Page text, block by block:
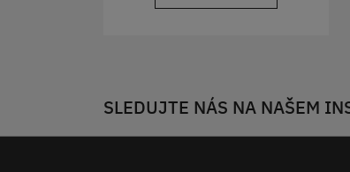
SLEDUJTE NÁS NA NAŠEM